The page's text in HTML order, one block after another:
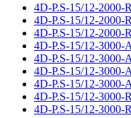
4D-P.S-15/12-2000-
4D-P.S-15/12-2000-
4D-P.S-15/12-2000-
4D-P.S-15/12-3000-
4D-P.S-15/12-
4D-P.S-15/12-
4D-P.S-15/12-
4D-P.S-15/12-3000-
4D-P.S-15/12-3000-